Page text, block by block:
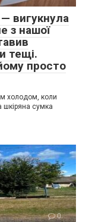
вигукнула
з нашої
тещі.
просто
холодом, коли
шкіряна сумка
0